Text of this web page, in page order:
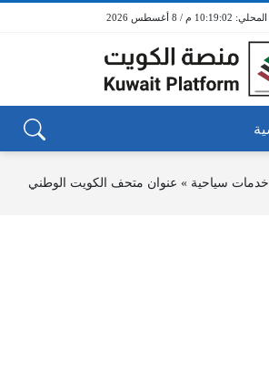
10:19:02 م / 8 أغسطس 2026
خدمات سياحية » عنوان متحف الكويت الوطني